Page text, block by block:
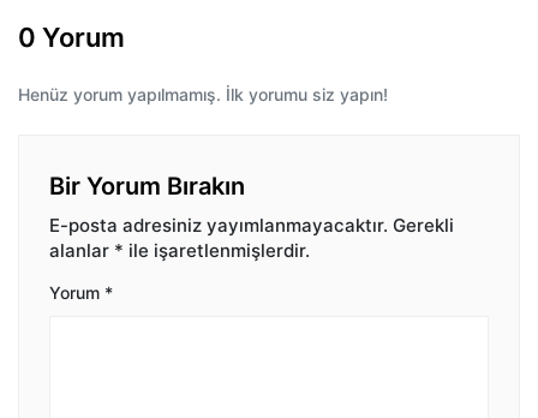
0 Yorum
Henüz yorum yapılmamış. İlk yorumu siz yapın!
Bir Yorum Bırakın
E-posta adresiniz yayımlanmayacaktır. Gerekli
alanlar * ile işaretlenmişlerdir.
Yorum *